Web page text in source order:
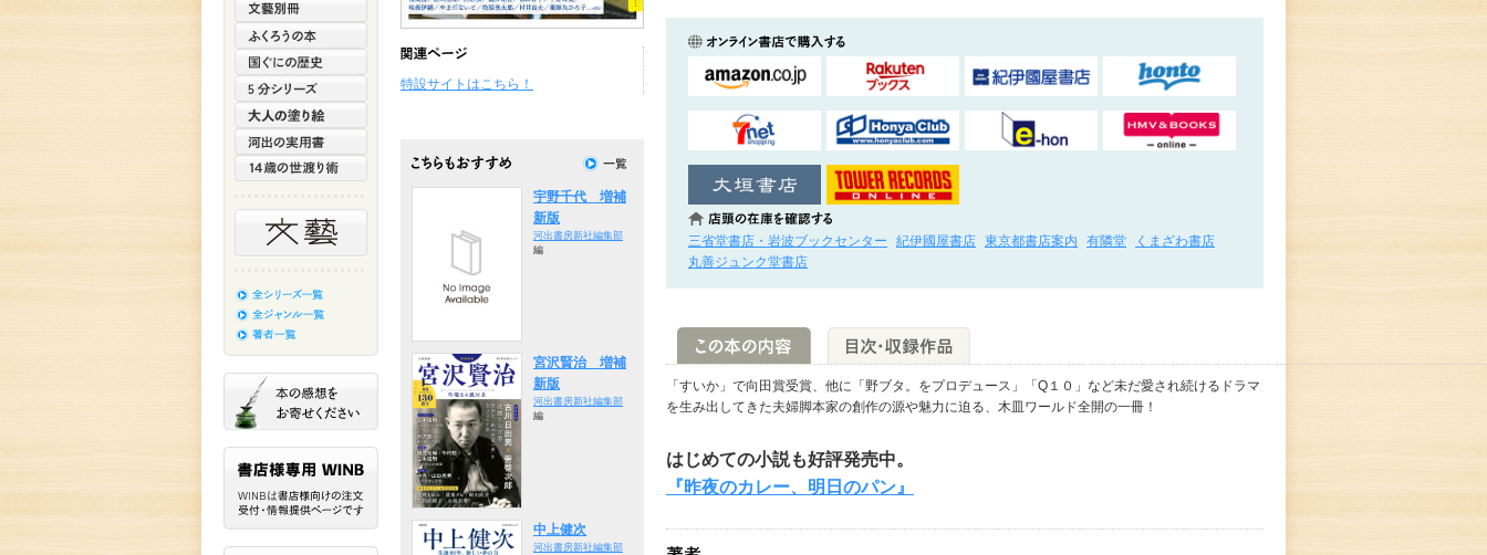
三省堂書店・岩波ブックセンター 紀伊國屋書店 東京都書店案内 有隣堂
くまざわ書店
丸善ジュンク堂書店
「すいか」で向田賞受賞、他に「野ブタ。をプロデュース」「Q１０」など未だ愛され続けるドラマ
を生み出してきた夫婦脚本家の創作の源や魅力に迫る、木皿ワールド全開の一冊！
はじめての小説も好評発売中。
『昨夜のカレー、明日のパン』
特設サイトはこちら！
宇野千代 増補
新版
河出書房新社編集部
編
宮沢賢治 増補
新版
河出書房新社編集部
編
中上健次
河出書房新社編集部